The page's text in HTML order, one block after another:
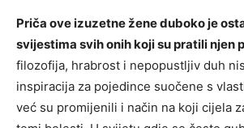
Priča ove izuzetne žene duboko je
svijestima svih onih koji su pratili njen
filozofija, hrabrost i nepopustljiv duh
inspiracija za pojedince suočene s
već su promijenili i način na koji cijela